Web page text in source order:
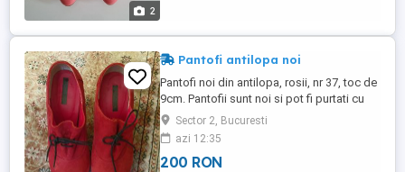
2
Pantofi antilopa noi
Pantofi noi din antilopa, rosii, nr 37, toc de
9cm. Pantofii sunt noi si pot fi purtati cu
orice ocazie, la pantaloni sau rochii/fuste.
Au platforma ceea ce ii face comozi.
Pentru mine sunt no name dar pe ei scrie
Ribelli :)
Sector 2, Bucuresti
azi 12:35
200 RON